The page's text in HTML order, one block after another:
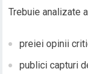
Trebuie analizate
preiei opinii
publici capturi